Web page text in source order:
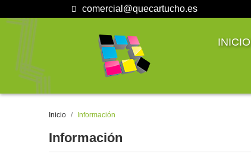
comercial@quecartucho.es
INICIO
Inicio Información
Información